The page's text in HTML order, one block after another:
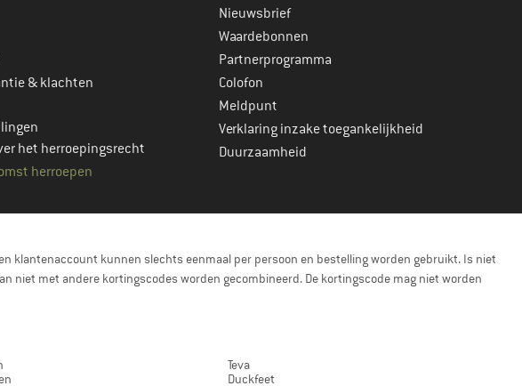
& klachten
het herroepingsrecht
herroepen
Nieuwsbrief
Waardebonnen
Partnerprogramma
Colofon
Meldpunt
Verklaring inzake toegankelijkheid
Duurzaamheid
klantenaccount kunnen slechts eenmaal per persoon en bestelling worden gebruikt. Is niet
niet met andere kortingscodes worden gecombineerd. De kortingscode mag niet worden
Teva
Duckfeet